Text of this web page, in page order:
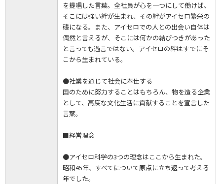
を提唱した言葉。全社員が心を一つにして働けば、
そこには強い絆が生まれ、その絆がアイセロ繁栄の
礎になる。また、アイセロでの人との出会い自体は
偶然と言えるが、そこには何かの結びつきがあった
と言っても過言ではない。アイセロの絆はすでにそ
こから生まれている。
●社業を通じて社会に奉仕する
国のために努力することはもちろん、物を造る企業
として、高度な文化生活に貢献することを宣言した
言葉。
■経営理念
●アイセロ科学の3つの理念はここから生まれた。
昭和45年、すべてについて原点に立ち返って考える
年でした。